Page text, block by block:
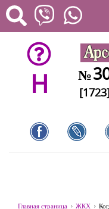
H №
Главная страница ЖКХ